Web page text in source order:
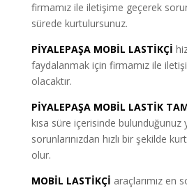
firmamız ile iletişime geçerek
sürede kurtulursunuz.
PİYALEPAŞA MOBİL LASTİKÇİ
faydalanmak için firmamız ile
olacaktır.
PİYALEPAŞA MOBİL LASTİK
kısa süre içerisinde bulunduğunuz
sorunlarınızdan hızlı bir şekilde
olur.
MOBİL LASTİKÇİ araçlarımız en